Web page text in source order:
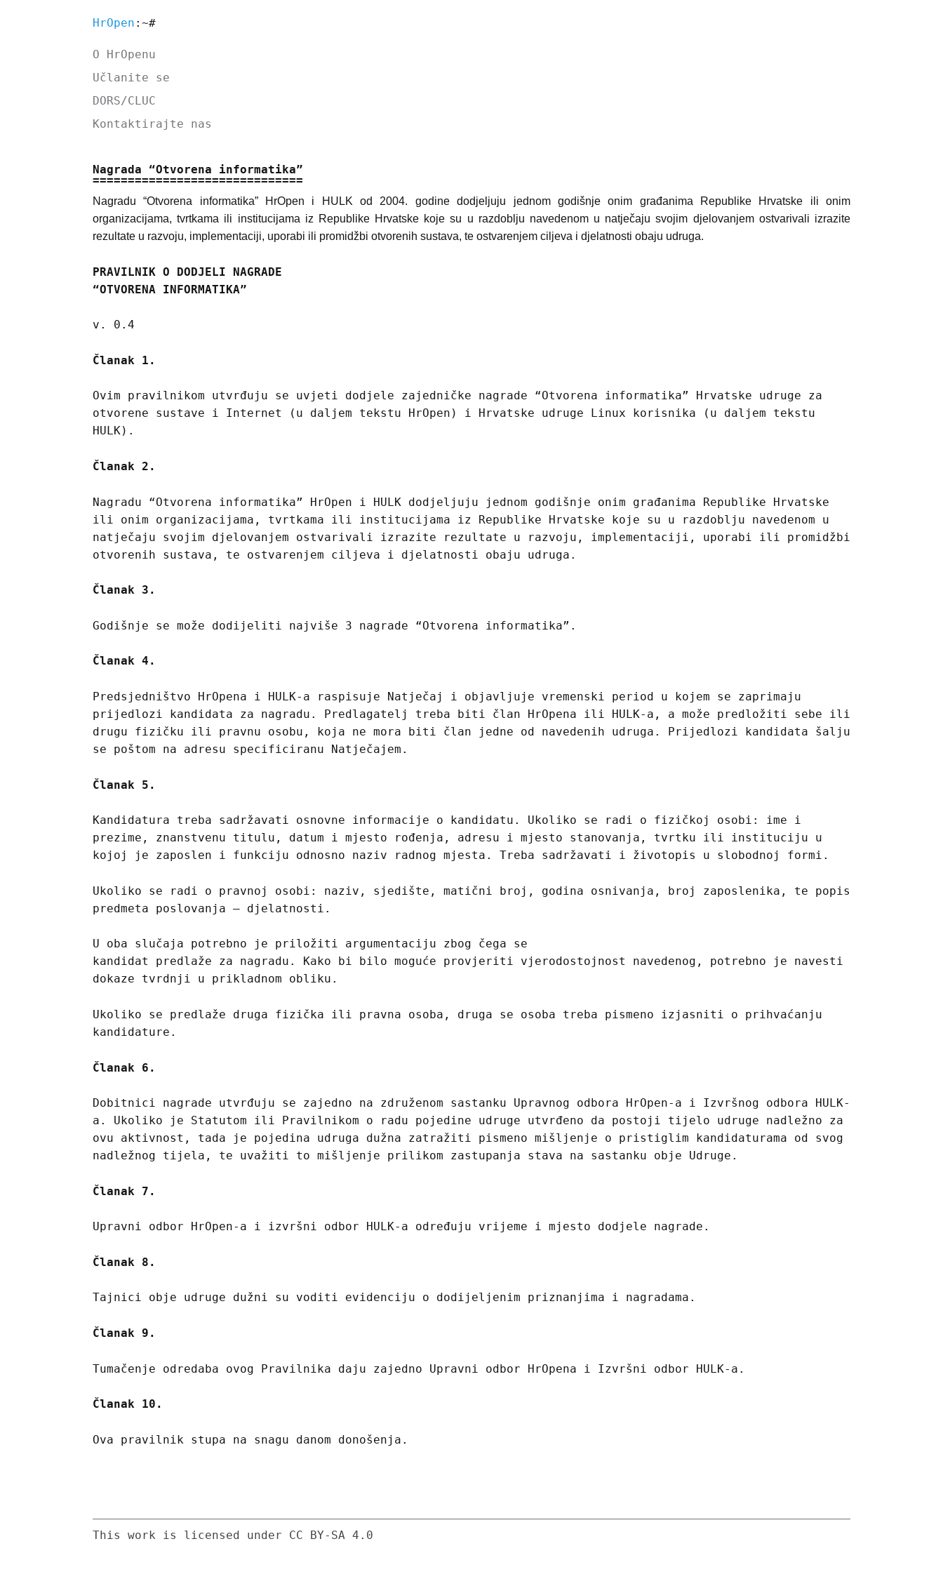
HrOpen :~#
O HrOpenu
Učlanite se
DORS/CLUC
Kontaktirajte nas
Nagrada “Otvorena informatika”
Nagradu “Otvorena informatika” HrOpen i HULK od 2004. godine dodjeljuju jednom godišnje onim građanima Republike Hrvatske ili onim
organizacijama, tvrtkama ili institucijama iz Republike Hrvatske koje su u razdoblju navedenom u natječaju svojim djelovanjem ostvarivali izrazite
rezultate u razvoju, implementaciji, uporabi ili promidžbi otvorenih sustava, te ostvarenjem ciljeva i djelatnosti obaju udruga.
PRAVILNIK O DODJELI NAGRADE
“OTVORENA INFORMATIKA”
v. 0.4
Članak 1.
Ovim pravilnikom utvrđuju se uvjeti dodjele zajedničke nagrade “Otvorena informatika” Hrvatske udruge za
otvorene sustave i Internet (u daljem tekstu HrOpen) i Hrvatske udruge Linux korisnika (u daljem tekstu
HULK).
Članak 2.
Nagradu “Otvorena informatika” HrOpen i HULK dodjeljuju jednom godišnje onim građanima Republike Hrvatske
ili onim organizacijama, tvrtkama ili institucijama iz Republike Hrvatske koje su u razdoblju navedenom u
natječaju svojim djelovanjem ostvarivali izrazite rezultate u razvoju, implementaciji, uporabi ili promidžbi
otvorenih sustava, te ostvarenjem ciljeva i djelatnosti obaju udruga.
Članak 3.
Godišnje se može dodijeliti najviše 3 nagrade “Otvorena informatika”.
Članak 4.
Predsjedništvo HrOpena i HULK-a raspisuje Natječaj i objavljuje vremenski period u kojem se zaprimaju
prijedlozi kandidata za nagradu. Predlagatelj treba biti član HrOpena ili HULK-a, a može predložiti sebe ili
drugu fizičku ili pravnu osobu, koja ne mora biti član jedne od navedenih udruga. Prijedlozi kandidata šalju
se poštom na adresu specificiranu Natječajem.
Članak 5.
Kandidatura treba sadržavati osnovne informacije o kandidatu. Ukoliko se radi o fizičkoj osobi: ime i
prezime, znanstvenu titulu, datum i mjesto rođenja, adresu i mjesto stanovanja, tvrtku ili instituciju u
kojoj je zaposlen i funkciju odnosno naziv radnog mjesta. Treba sadržavati i životopis u slobodnoj formi.
Ukoliko se radi o pravnoj osobi: naziv, sjedište, matični broj, godina osnivanja, broj zaposlenika, te popis
predmeta poslovanja – djelatnosti.
U oba slučaja potrebno je priložiti argumentaciju zbog čega se
kandidat predlaže za nagradu. Kako bi bilo moguće provjeriti vjerodostojnost navedenog, potrebno je navesti
dokaze tvrdnji u prikladnom obliku.
Ukoliko se predlaže druga fizička ili pravna osoba, druga se osoba treba pismeno izjasniti o prihvaćanju
kandidature.
Članak 6.
Dobitnici nagrade utvrđuju se zajedno na združenom sastanku Upravnog odbora HrOpen-a i Izvršnog odbora HULK-
a. Ukoliko je Statutom ili Pravilnikom o radu pojedine udruge utvrđeno da postoji tijelo udruge nadležno za
ovu aktivnost, tada je pojedina udruga dužna zatražiti pismeno mišljenje o pristiglim kandidaturama od svog
nadležnog tijela, te uvažiti to mišljenje prilikom zastupanja stava na sastanku obje Udruge.
Članak 7.
Upravni odbor HrOpen-a i izvršni odbor HULK-a određuju vrijeme i mjesto dodjele nagrade.
Članak 8.
Tajnici obje udruge dužni su voditi evidenciju o dodijeljenim priznanjima i nagradama.
Članak 9.
Tumačenje odredaba ovog Pravilnika daju zajedno Upravni odbor HrOpena i Izvršni odbor HULK-a.
Članak 10.
Ova pravilnik stupa na snagu danom donošenja.
This work is licensed under CC BY-SA 4.0